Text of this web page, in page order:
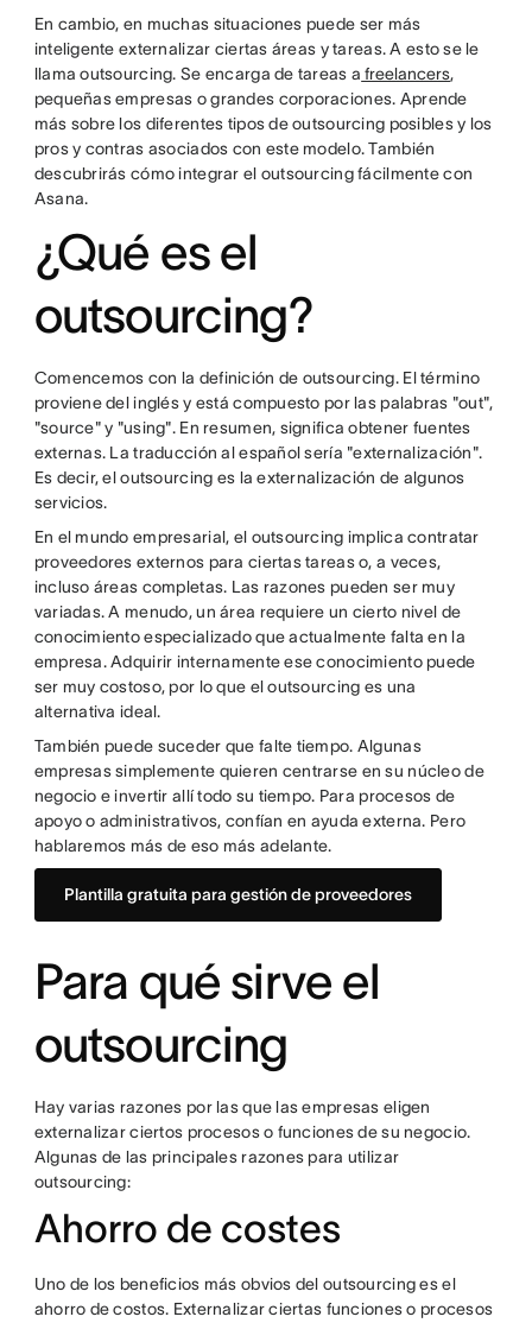
En cambio, en muchas situaciones puede ser más
inteligente externalizar ciertas áreas y tareas. A esto se le
llama outsourcing. Se encarga de tareas a freelancers,
pequeñas empresas o grandes corporaciones. Aprende
más sobre los diferentes tipos de outsourcing posibles y los
pros y contras asociados con este modelo. También
descubrirás cómo integrar el outsourcing fácilmente con
Asana.
¿Qué es el
outsourcing?
Comencemos con la definición de outsourcing. El término
proviene del inglés y está compuesto por las palabras "out",
"source" y "using". En resumen, significa obtener fuentes
externas. La traducción al español sería "externalización".
Es decir, el outsourcing es la externalización de algunos
servicios.
En el mundo empresarial, el outsourcing implica contratar
proveedores externos para ciertas tareas o, a veces,
incluso áreas completas. Las razones pueden ser muy
variadas. A menudo, un área requiere un cierto nivel de
conocimiento especializado que actualmente falta en la
empresa. Adquirir internamente ese conocimiento puede
ser muy costoso, por lo que el outsourcing es una
alternativa ideal.
También puede suceder que falte tiempo. Algunas
empresas simplemente quieren centrarse en su núcleo de
negocio e invertir allí todo su tiempo. Para procesos de
apoyo o administrativos, confían en ayuda externa. Pero
hablaremos más de eso más adelante.
Plantilla gratuita para gestión de proveedores
Para qué sirve el
outsourcing
Hay varias razones por las que las empresas eligen
externalizar ciertos procesos o funciones de su negocio.
Algunas de las principales razones para utilizar
outsourcing:
Ahorro de costes
Uno de los beneficios más obvios del outsourcing es el
ahorro de costos. Externalizar ciertas funciones o procesos